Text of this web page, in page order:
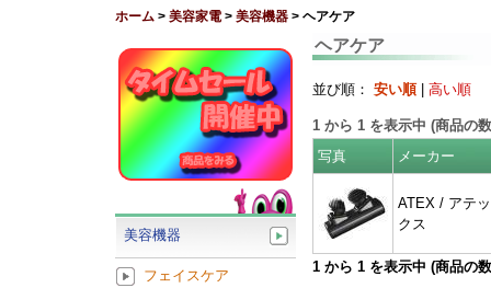
ホーム > 美容家電 > 美容機器 > ヘアケア
ヘアケア
並び順： 安い順| 高い順
1 から 1 を表示中 (商品の
写真
メーカー
ATEX / アテッ
クス
1 から 1 を表示中 (商品の
美容機器
フェイスケア